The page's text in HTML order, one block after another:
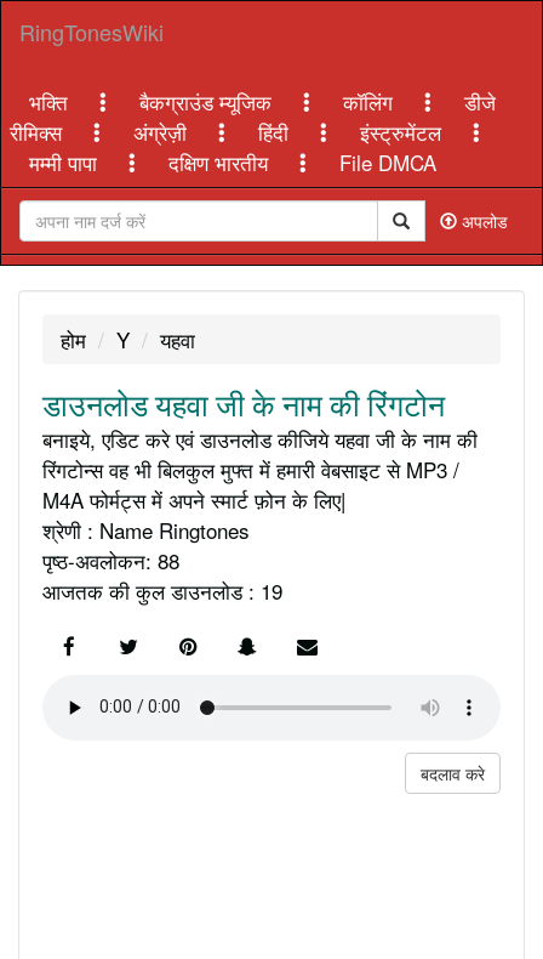
RingTonesWiki
भक्ति बैकग्राउंड म्यूजिक कॉलिंग
डीजे
रीमिक्स
अंग्रेज़ी हिंदी
इंस्ट्रुमेंटल
मम्मी पापा
दक्षिण भारतीय File DMCA
अपलोड
होम Y यहवा
डाउनलोड यहवा जी के नाम की रिंगटोन
बनाइये, एडिट करे एवं डाउनलोड कीजिये यहवा जी के नाम की
रिंगटोन्स वह भी बिलकुल मुफ्त में हमारी वेबसाइट से MP3 /
M4A फोर्मट्स में अपने स्मार्ट फ़ोन के लिए|
श्रेणी : Name Ringtones
पृष्ठ-अवलोकन: 88
आजतक की कुल डाउनलोड : 19
बदलाव करे